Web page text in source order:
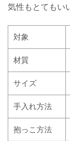
気性もとてもい
対象
材質
サイズ
手入れ方法
抱っこ方法